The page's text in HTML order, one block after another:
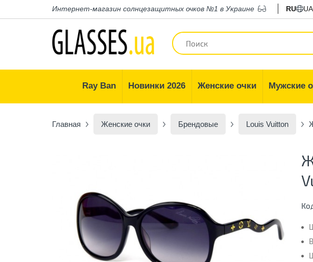
Интернет-магазин солнцезащитных очков №1 в Украине RU UA
Ray Ban Новинки 2026 Женские очки Мужские
Главная Женские очки Брендовые Louis Vuitton